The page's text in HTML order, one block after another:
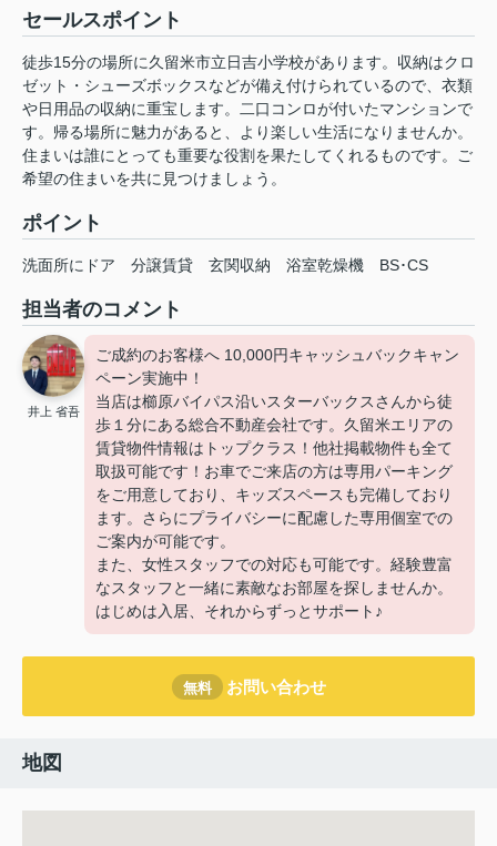
セールスポイント
徒歩15分の場所に久留米市立日吉小学校があります。収納はクロ
ゼット・シューズボックスなどが備え付けられているので、衣類
や日用品の収納に重宝します。二口コンロが付いたマンションで
す。帰る場所に魅力があると、より楽しい生活になりませんか。
住まいは誰にとっても重要な役割を果たしてくれるものです。ご
希望の住まいを共に見つけましょう。
ポイント
洗面所にドア 分譲賃貸 玄関収納 浴室乾燥機 BS･CS
担当者のコメント
井上 省吾
ご成約のお客様へ 10,000円キャッシュバックキャン
ペーン実施中！
当店は櫛原バイパス沿いスターバックスさんから徒
歩１分にある総合不動産会社です。久留米エリアの
賃貸物件情報はトップクラス！他社掲載物件も全て
取扱可能です！お車でご来店の方は専用パーキング
をご用意しており、キッズスペースも完備しており
ます。さらにプライバシーに配慮した専用個室での
ご案内が可能です。
また、女性スタッフでの対応も可能です。経験豊富
なスタッフと一緒に素敵なお部屋を探しませんか。
はじめは入居、それからずっとサポート♪
無料 お問い合わせ
地図